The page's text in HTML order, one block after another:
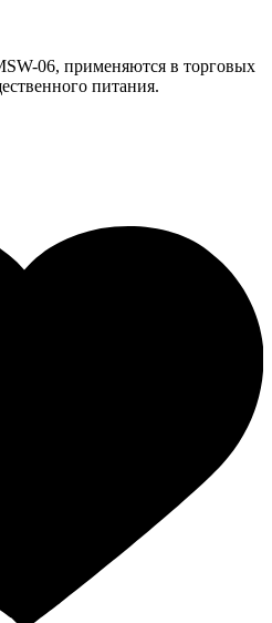
06, применяются в торговых
питания.